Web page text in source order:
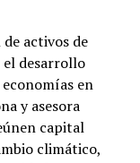
activos de
desarrollo
en
y asesora
capital
climático,